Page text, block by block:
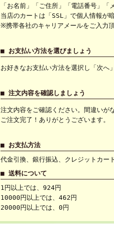
「お名前」「ご住所」「電話番号」
当店のカートは「SSL」で個人情報が
※携帯各社のキャリアメールをご入力
■ お支払い方法を選びましょう
お好きなお支払い方法を選択し「次へ
■ 注文内容を確認しましょう
注文内容をご確認ください。間違いが
ご注文完了！ありがとうございます。
■ お支払方法
代金引換、銀行振込、クレジットカー
■ 送料について
1円以上では、924円
10000円以上では、462円
20000円以上では、0円